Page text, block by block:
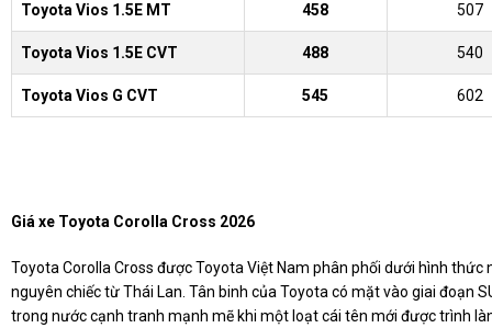
Toyota Vios 1.5E MT 458 507
Toyota Vios 1.5E CVT 488 540
Toyota Vios G CVT 545 602
Giá xe Toyota Corolla Cross 2026
Toyota Corolla Cross được Toyota Việt Nam phân phối dưới hình thức
nguyên chiếc từ Thái Lan. Tân binh của Toyota có mặt vào giai đoạn
trong nước cạnh tranh mạnh mẽ khi một loạt cái tên mới được trình